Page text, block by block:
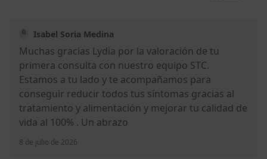
Isabel Soria Medina
Muchas gracias Lydia por la valoración de tu
primera consulta con nuestro equipo STC.
Estamos a tu lado y te acompañamos para
conseguir reducir todos tus síntomas gracias al
tratamiento y alimentación y mejorar tu calidad de
vida al 100% . Un abrazo
8 de julio de 2026